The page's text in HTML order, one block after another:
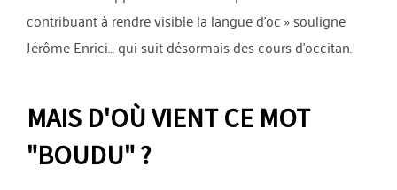
contribuant à rendre visible la langue d’oc » souligne
Jérôme Enrici… qui suit désormais des cours d’occitan.
MAIS D'OÙ VIENT CE MOT
"BOUDU" ?